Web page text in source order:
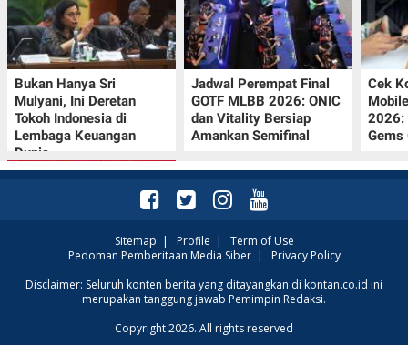
Bukan Hanya Sri
Mulyani, Ini Deretan
Tokoh Indonesia di
Lembaga Keuangan
Dunia
Jadwal Perempat Final
GOTF MLBB 2026: ONIC
dan Vitality Bersiap
Amankan Semifinal
Cek
2026:
Gems
Promo JSM Superindo
7–9 Agustus 2026,
Rp37.900 hingga Buah
Sitemap | Profile | Term of Use
Pedoman Pemberitaan Media Siber| Privacy Policy
Disclaimer: Seluruh konten berita yang ditayangkan di kontan.co.id ini
merupakan tanggung jawab Pemimpin Redaksi.
Copyright 2026. All rights reserved